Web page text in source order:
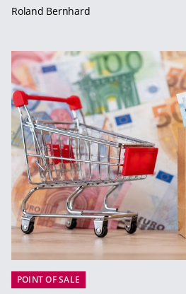
Roland Bernhard
POINT OF SALE